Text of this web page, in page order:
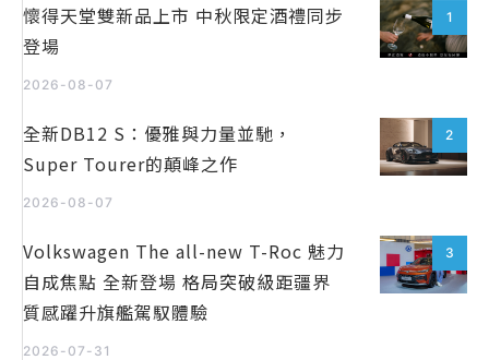
1
懷得天堂雙新品上市 中秋限定酒禮同步
登場
2026-08-07
2
全新DB12 S：優雅與力量並馳，
Super Tourer的顛峰之作
2026-08-07
3
Volkswagen The all-new T-Roc 魅力
自成焦點 全新登場 格局突破級距疆界
質感躍升旗艦駕馭體驗
2026-07-31